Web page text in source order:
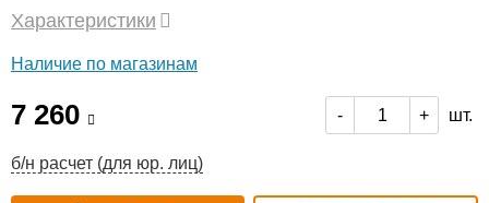
Характеристики
Наличие по магазинам
7 260 - + шт.
б/н расчет (для юр. лиц)